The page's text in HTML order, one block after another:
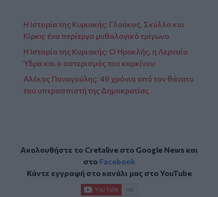
Η Ιστορία της Κυριακής: Γλαύκος, Σκύλλα και
Κίρκη: ένα περίεργο μυθολογικό τρίγωνο
Η Ιστορία της Κυριακής: Ο Ηρακλής, η Λερναία
Ύδρα και ο αστερισμός του καρκίνου
Αλέκος Παναγούλης: 49 χρόνια από τον θάνατο
του υπερασπιστή της Δημοκρατίας
Ακολουθήστε το Cretalive στο Google Newsκαι
στο Facebook
Κάντε εγγραφή στο κανάλι μας στοYouTube